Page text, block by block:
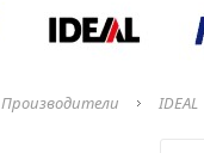
Производители IDEAL